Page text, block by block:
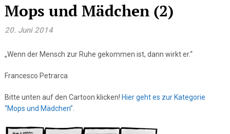
Mops und Mädchen (2)
20. Juni 2014
„Wenn der Mensch zur Ruhe gekommen ist, dann wirkt er.“
Francesco Petrarca
Bitte unten auf den Cartoon klicken! Hier geht es zur Kategorie
“Mops und Mädchen”